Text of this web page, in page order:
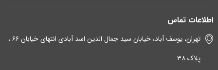
اطلاعات تماس
تهران، یوسف آباد، خیابان سید جمال الدین اسد آبادی انتهای خیابان ۶۶ ،
پلاک ۳۸